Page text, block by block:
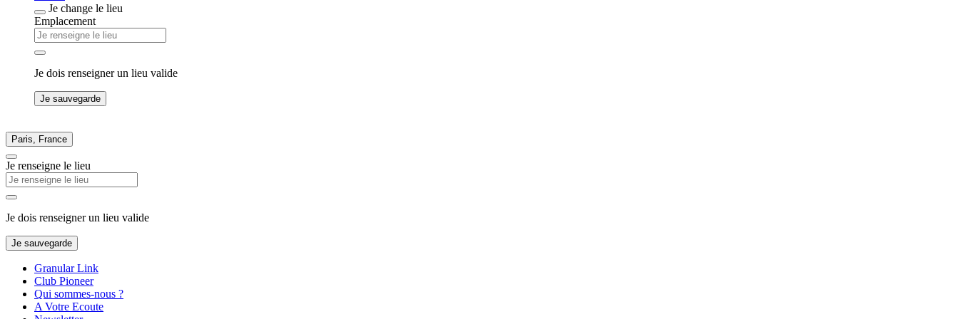
Je change le lieu
Emplacement
Je dois renseigner un lieu valide
Je sauvegarde
Paris, France
Je renseigne le lieu
Je dois renseigner un lieu valide
Je sauvegarde
Granular Link
Club Pioneer
Qui sommes-nous ?
A Votre Ecoute